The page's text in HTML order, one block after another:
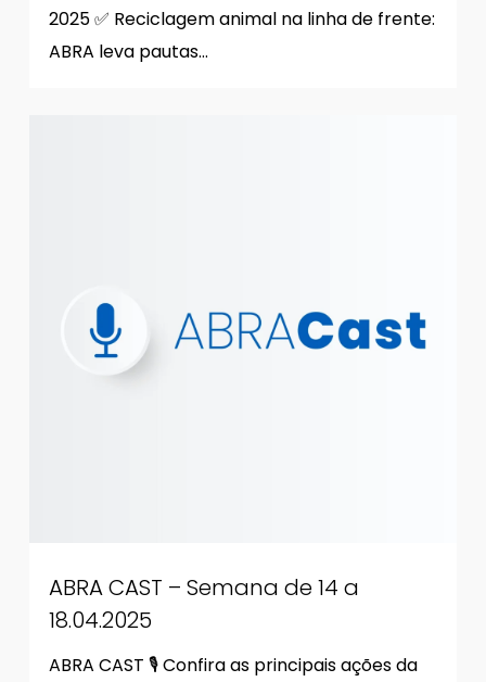
2025 ✅ Reciclagem animal na linha de frente:
ABRA leva pautas…
ABRA CAST – Semana de 14 a
18.04.2025
ABRA CAST 🎙 Confira as principais ações da